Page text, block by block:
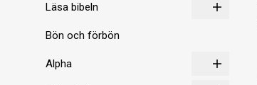
Läsa bibeln
Bön och förbön
Alpha